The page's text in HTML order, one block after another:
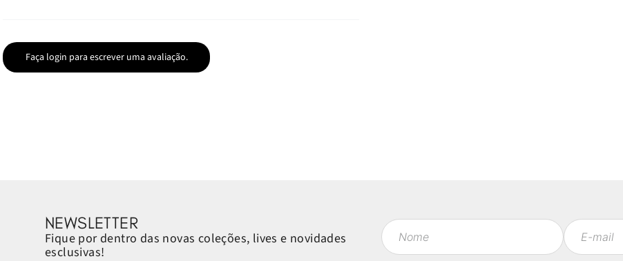
Faça login para escrever uma avaliação.
NEWSLETTER
Fique por dentro das novas coleções, lives e novidades
esclusivas!